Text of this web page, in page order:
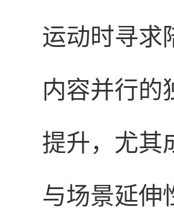
运动时寻求
内容并行的
提升，尤其
与场景延伸